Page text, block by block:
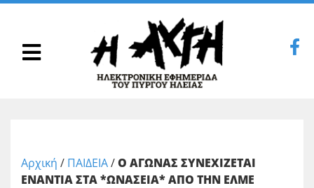
Αρχική / ΠΑΙΔΕΙΑ/Ο ΑΓΩΝΑΣ ΣΥΝΕΧΙΖΕΤΑΙ
ΕΝΑΝΤΙΑ ΣΤΑ *ΩΝΑΣΕΙΑ* ΑΠΟ ΤΗΝ ΕΛΜΕ